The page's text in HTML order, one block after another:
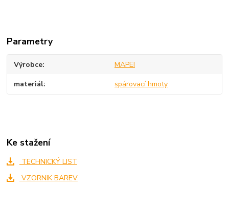
Parametry
Výrobce MAPEI
materiál spárovací hmoty
Ke stažení
TECHNICKÝ LIST
VZORNIK BAREV